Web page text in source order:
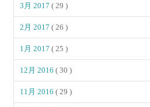
3月 2017( 29 )
2月 2017( 26 )
1月 2017( 25 )
12月 2016( 30 )
11月 2016( 29 )